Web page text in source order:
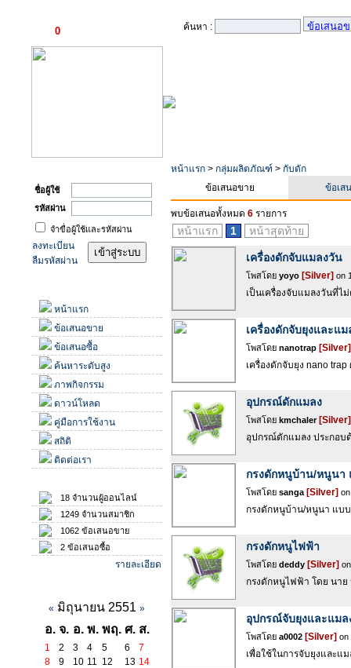
0
ค้นหา :
ชื่อผู้ใช้
รหัสผ่าน
จำขื่อผู้ใช้และรหัสผ่าน
ลงทะเบียน
ลืมรหัสผ่าน
หน้าแรก
ข้อเสนอขาย
ข้อเสนอซื้อ
ค้นหาระดับสูง
ภาพกิจกรรม
ดาวน์โหลด
คู่มือการใช้งาน
สถิติ
ติดต่อเรา
18 จำนวนผู้ออนไลน์
1249 จำนวนสมาชิก
1062 ข้อเสนอขาย
2 ข้อเสนอซื้อ
รายละเอียด
« มิถุนายน 2551 »
อ. จ. อ. พ. พฤ. ศ. ส.
1 2 3 4 5 6
7
8
9 10 11 12 13 14
หน้าแรก > กลุ่มผลิตภัณฑ์ > กับดัก
ข้อเสนอขาย
ข้อเส
พบข้อเสนอทั้งหมด 6 รายการ
หน้าแรก 1 หน้าสุดท้าย
เครื่องดักจับแมลงวัน
โพสโดย yoyo [Silver] on
เป็นเครื่องจับแมลงวันที่ไ
เครื่องดักจับยุงและแม
โพสโดย nanotrap [Silver]
เครื่องดักจับยุง nano
อุปกรณ์ดักแมลง
โพสโดย kmchaler [Silver]
อุปกรณ์ดักแมลง ประกอบ
กรงดักหนูบ้าน/หนูนา
โพสโดย sanga [Silver]
กรงดักหนูบ้าน/หนูนา แบ
กรงดักหนูไฟฟ้า
โพสโดย deddy [Silver]
กรงดักหนูไฟฟ้า โดย นาย
อุปกรณ์จับยุงและแมล
โพสโดย a0002 [Silver] on
เพื่อใช้ในการจับยุงและแ